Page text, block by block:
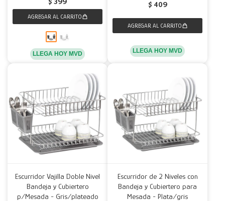
LLEGA HOY MVD
$ 409
LLEGA HOY MVD
Escurridor Vajilla Doble Nivel
Bandeja y Cubiertero
p/Mesada - Gris/plateado
Escurridor de 2 Niveles con
Bandeja y Cubiertero para
Mesada - Plata/gris